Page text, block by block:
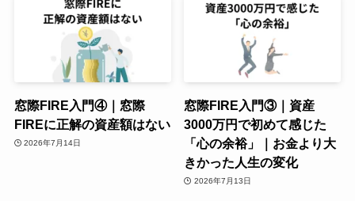
窓際FIRE入門④｜窓際
FIREに正解の資産額はない
2026年7月14日
窓際FIRE入門③｜資産
3000万円で初めて感じた
「心の余裕」｜お金より大
きかった人生の変化
2026年7月13日